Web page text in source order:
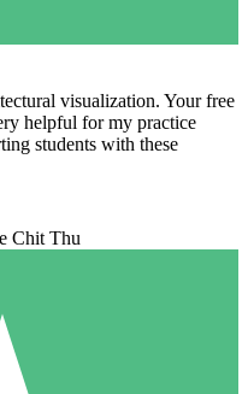
visualization. Your free
helpful for my practice
students with these
Chit Thu